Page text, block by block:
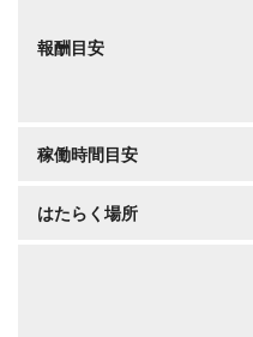
報酬目安
稼働時間目安
はたらく場所